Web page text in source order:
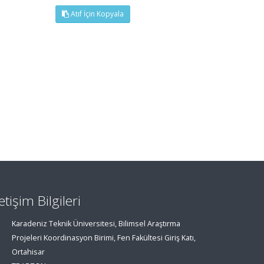
Atıf İçin Kopyala
Bilgileri
Karadeniz Teknik Üniversitesi, Bilimsel Araştırma
Projeleri Koordinasyon Birimi, Fen Fakültesi Giriş Katı,
Ortahisar